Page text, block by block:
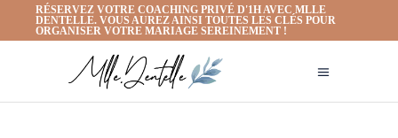
RÉSERVEZ VOTRE COACHING PRIVÉ D'1H AVEC MLLE
DENTELLE. VOUS AUREZ AINSI TOUTES LES CLÉS POUR
ORGANISER VOTRE MARIAGE SEREINEMENT !